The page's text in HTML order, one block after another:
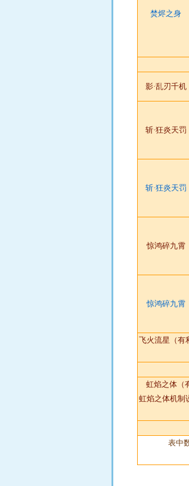
焚烬之身
影·乱刃千机
斩·狂炎天罚
斩·狂炎天罚
惊鸿碎九霄
惊鸿碎九霄
飞火流星（有
虹焰之体（
虹焰之体机制
表中